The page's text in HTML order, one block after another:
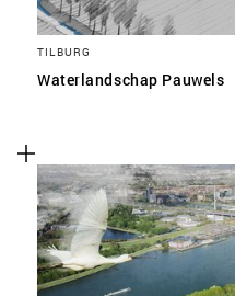
TILBURG
Waterlandschap Pauwels